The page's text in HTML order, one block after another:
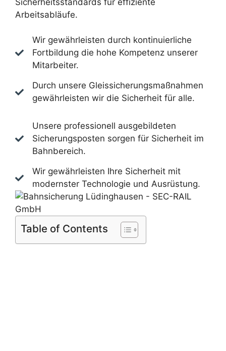
Arbeitsabläufe.
Wir gewährleisten durch kontinuierliche
Fortbildung die hohe Kompetenz unserer
Mitarbeiter.
Durch unsere Gleissicherungsmaßnahmen
gewährleisten wir die Sicherheit für alle.
Unsere professionell ausgebildeten
Sicherungsposten sorgen für Sicherheit im
Bahnbereich.
Wir gewährleisten Ihre Sicherheit mit
modernster Technologie und Ausrüstung.
Table of Contents